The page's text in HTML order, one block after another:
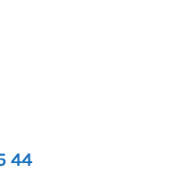
44